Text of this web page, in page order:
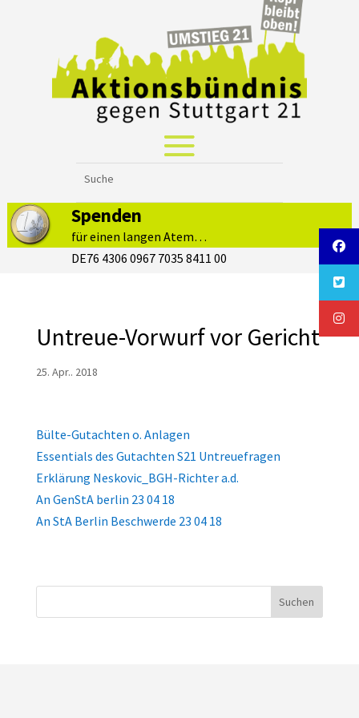
Spenden
für einen langen Atem…
DE76 4306 0967 7035 8411 00
Untreue-Vorwurf vor Gericht
25. Apr.. 2018
Bülte-Gutachten o. Anlagen
Essentials des Gutachten S21 Untreuefragen
Erklärung Neskovic_BGH-Richter a.d.
An GenStA berlin 23 04 18
An StA Berlin Beschwerde 23 04 18
Suchen